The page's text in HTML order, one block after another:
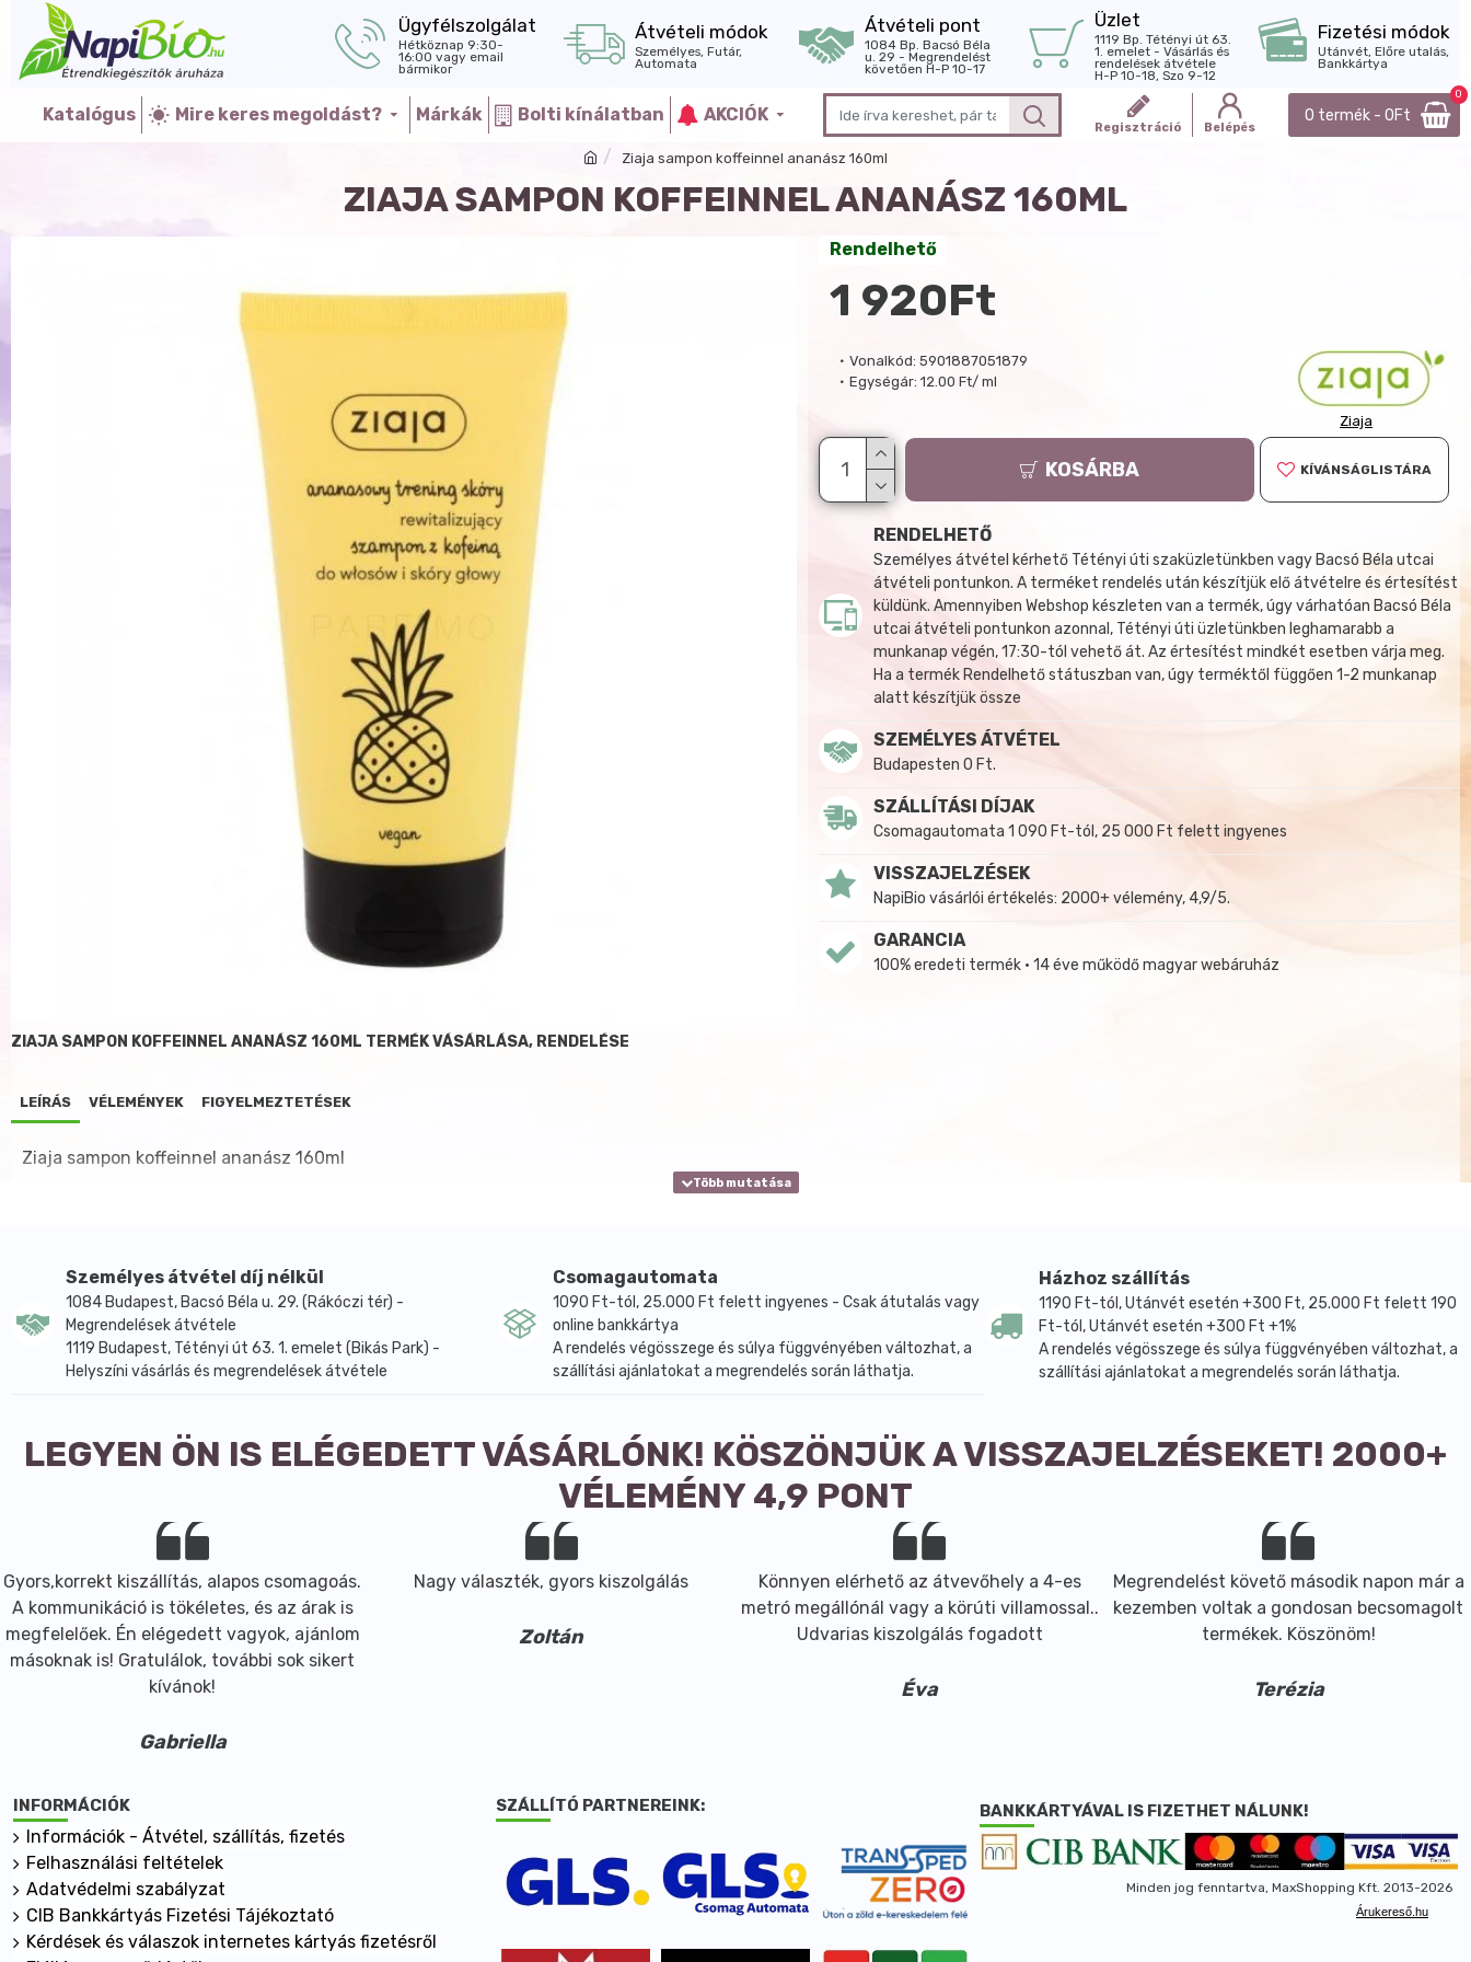
Ügyfélszolgálat
Hétköznap 9:30-
16:00 vagy email
bármikor
Átvételi módok
Személyes, Futár,
Automata
Átvételi pont
1084 Bp. Bacsó Béla
u. 29 - Megrendelést
követően H-P 10-17
Üzlet
1119 Bp. Tétényi út 63.
1. emelet - Vásárlás és
rendelések átvétele
H-P 10-18, Szo 9-12
Fizetési módok
Utánvét, Előre utalás,
Bankkártya
Katalógus Mire keres megoldást? Márkák Bolti kínálatban AKCIÓK
Regisztráció Belépés
0 termék - 0Ft
0
Ziaja sampon koffeinnel ananász 160ml
ZIAJA SAMPON KOFFEINNEL ANANÁSZ 160ML
Vonalkód: 5901887051879
Egységár: 12.00 Ft/ ml
Ziaja
Rendelhető
1 920Ft
KOSÁRBA KÍVÁNSÁGLISTÁRA
RENDELHETŐ
Személyes átvétel kérhető Tétényi úti szaküzletünkben vagy Bacsó Béla utcai
átvételi pontunkon. A terméket rendelés után készítjük elő átvételre és értesítést
küldünk. Amennyiben Webshop készleten van a termék, úgy várhatóan Bacsó Béla
utcai átvételi pontunkon azonnal, Tétényi úti üzletünkben leghamarabb a
munkanap végén, 17:30-tól vehető át. Az értesítést mindkét esetben várja meg.
Ha a termék Rendelhető státuszban van, úgy terméktől függően 1-2 munkanap
alatt készítjük össze
SZEMÉLYES ÁTVÉTEL
Budapesten 0 Ft.
SZÁLLÍTÁSI DÍJAK
Csomagautomata 1 090 Ft-tól, 25 000 Ft felett ingyenes
VISSZAJELZÉSEK
NapiBio vásárlói értékelés: 2000+ vélemény, 4,9/5.
GARANCIA
100% eredeti termék • 14 éve működő magyar webáruház
ZIAJA SAMPON KOFFEINNEL ANANÁSZ 160ML TERMÉK VÁSÁRLÁSA, RENDELÉSE
LEÍRÁS VÉLEMÉNYEK FIGYELMEZTETÉSEK
Ziaja sampon koffeinnel ananász 160ml
Személyes átvétel díj nélkül
1084 Budapest, Bacsó Béla u. 29. (Rákóczi tér) -
Megrendelések átvétele
1119 Budapest, Tétényi út 63. 1. emelet (Bikás Park) -
Helyszíni vásárlás és megrendelések átvétele
Csomagautomata
1090 Ft-tól, 25.000 Ft felett ingyenes - Csak átutalás vagy
online bankkártya
A rendelés végösszege és súlya függvényében változhat, a
szállítási ajánlatokat a megrendelés során láthatja.
Házhoz szállítás
1190 Ft-tól, Utánvét esetén +300 Ft, 25.000 Ft felett 190
Ft-tól, Utánvét esetén +300 Ft +1%
A rendelés végösszege és súlya függvényében változhat, a
szállítási ajánlatokat a megrendelés során láthatja.
LEGYEN ÖN IS ELÉGEDETT VÁSÁRLÓNK! KÖSZÖNJÜK A VISSZAJELZÉSEKET! 2000+
VÉLEMÉNY 4,9 PONT
Gyors,korrekt kiszállítás, alapos csomagoás.
A kommunikáció is tökéletes, és az árak is
megfelelőek. Én elégedett vagyok, ajánlom
másoknak is! Gratulálok, további sok sikert
kívánok!
Gabriella
Nagy választék, gyors kiszolgálás
Zoltán
Könnyen elérhető az átvevőhely a 4-es
metró megállónál vagy a körúti villamossal..
Udvarias kiszolgálás fogadott
Éva
Megrendelést követő második napon már a
kezemben voltak a gondosan becsomagolt
termékek. Köszönöm!
Terézia
INFORMÁCIÓK
Információk - Átvétel, szállítás, fizetés
Felhasználási feltételek
Adatvédelmi szabályzat
CIB Bankkártyás Fizetési Tájékoztató
Kérdések és válaszok internetes kártyás fizetésről
SZÁLLÍTÓ PARTNEREINK: BANKKÁRTYÁVAL IS FIZETHET NÁLUNK!
Minden jog fenntartva, MaxShopping Kft. 2013-2026
Árukereső.hu